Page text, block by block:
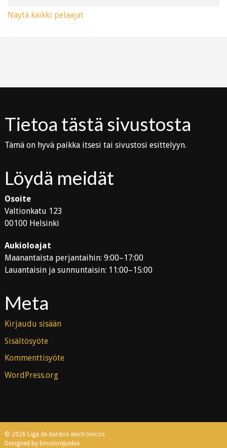
Näytä kaikki pelaajat
Tietoa tästä sivustosta
Tämä on hyvä paikka itsesi tai sivustosi esittelyyn.
Löydä meidät
Osoite
Valtionkatu 123
00100 Helsinki
Aukioloajat
Maanantaista perjantaihin: 9:00–17:00
Lauantaisin ja sunnuntaisin: 11:00–15:00
Meta
Kirjaudu sisään
Sisältösyöte
Kommenttisyöte
WordPress.org
© 2026 Liga de dardos electrónicos
Designed by EmotionJunkie